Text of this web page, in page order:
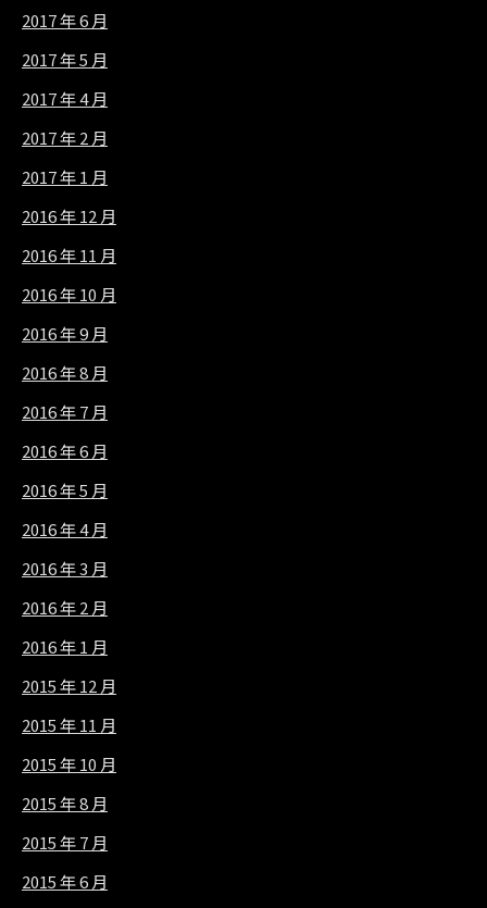
2017 年 6 月
2017 年 5 月
2017 年 4 月
2017 年 2 月
2017 年 1 月
2016 年 12 月
2016 年 11 月
2016 年 10 月
2016 年 9 月
2016 年 8 月
2016 年 7 月
2016 年 6 月
2016 年 5 月
2016 年 4 月
2016 年 3 月
2016 年 2 月
2016 年 1 月
2015 年 12 月
2015 年 11 月
2015 年 10 月
2015 年 8 月
2015 年 7 月
2015 年 6 月